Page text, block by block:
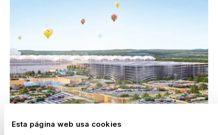
Esta página web usa cookies